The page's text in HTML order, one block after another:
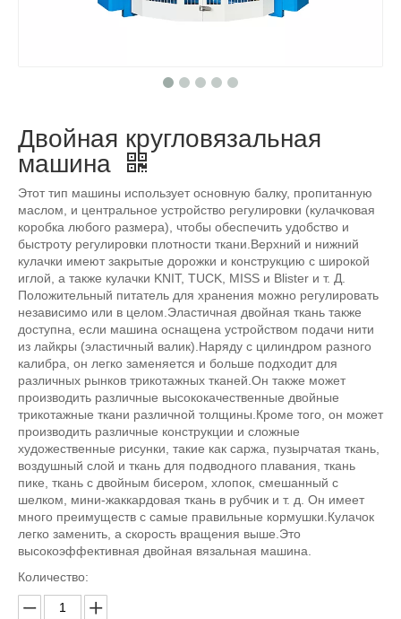
Двойная кругловязальная
машина
Этот тип машины использует основную балку, пропитанную
маслом, и центральное устройство регулировки (кулачковая
коробка любого размера), чтобы обеспечить удобство и
быстроту регулировки плотности ткани.Верхний и нижний
кулачки имеют закрытые дорожки и конструкцию с широкой
иглой, а также кулачки KNIT, TUCK, MISS и Blister и т. Д.
Положительный питатель для хранения можно регулировать
независимо или в целом.Эластичная двойная ткань также
доступна, если машина оснащена устройством подачи нити
из лайкры (эластичный валик).Наряду с цилиндром разного
калибра, он легко заменяется и больше подходит для
различных рынков трикотажных тканей.Он также может
производить различные высококачественные двойные
трикотажные ткани различной толщины.Кроме того, он может
производить различные конструкции и сложные
художественные рисунки, такие как саржа, пузырчатая ткань,
воздушный слой и ткань для подводного плавания, ткань
пике, ткань с двойным бисером, хлопок, смешанный с
шелком, мини-жаккардовая ткань в рубчик и т. д. Он имеет
много преимуществ с самые правильные кормушки.Кулачок
легко заменить, а скорость вращения выше.Это
высокоэффективная двойная вязальная машина.
Количество: